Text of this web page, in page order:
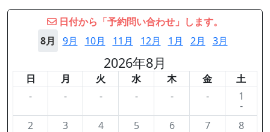
日付から「予約問い合わせ」します。
8月
9月 10月 11月 12月 1月 2月 3月
2026年8月
日 月 火 水 木 金
土
-
- - - - - 1
-
2
3 4 5 6 7 8